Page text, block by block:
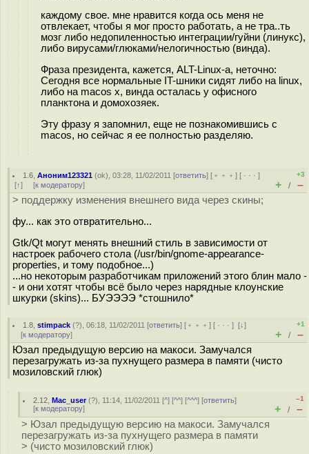
каждому свое. мне нравится когда ось меня не
отвлекает, чтобы я мог просто работать, а не тра..ть
мозг либо недопиленностью интеграции/гуйни (линукс),
либо вирусами/глюками/нелогичностью (винда).
Фраза президента, кажется, ALT-Linux-а, неточно:
Сегодня все нормальные IT-шники сидят либо на linux,
либо на macos x, винда осталась у офисного
планктона и домохозяек.
Эту фразу я запомнил, еще не познакомившись с
macos, но сейчас я ее полностью разделяю.
1.6 ,Аноним123321 (ok), 03:28, 11/02/2011 [ответить] [ ﹢﹢﹢] [ · · ·]
[↑] [к модератору]
+3
+ / –
> поддержку изменения внешнего вида через скины;
фу... как это отвратительно...
Gtk/Qt могут менять внешний стиль в зависимости от
настроек рабочего стола (/usr/bin/gnome-appearance-
properties, и тому подобное...)
...но некоторым разработчикам приложений этого блин мало -
- и они хотят чтобы всё было через нарядные клоунские
шкурки (skins)... БУЭЭЭЭ *стошнило*
1.8 ,stimpack (?), 06:18, 11/02/2011 [ответить] [ ﹢﹢﹢] [ · · ·][↓]
[к модератору]
+1
+ / –
Юзал предыдущую версию на макоси. Замучался
перезагружать из-за пухнущего размера в памяти (чисто
мозиловский глюк)
2.12 ,Mac_user(?), 11:14, 11/02/2011 [^] [^^] [^^^] [ответить]
[к модератору]
–1
+ / –
> Юзал предыдущую версию на макоси. Замучался
перезагружать из-за пухнущего размера в памяти
> (чисто мозиловский глюк)